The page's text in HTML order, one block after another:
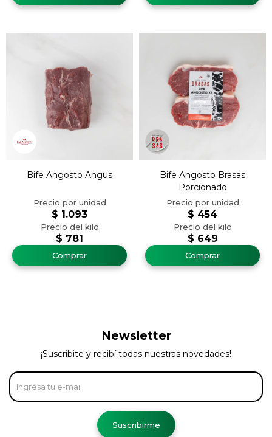
Bife Angosto Angus
$ 781
$ 1.093
Bife Angosto Brasas
Porcionado
$ 649
$ 454
Newsletter
¡Suscribite y recibí todas nuestras novedades!
Suscribirme